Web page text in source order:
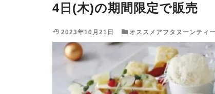
4日(木)の期間限定で販売
2023年10月21日 オススメアフタヌーンティ